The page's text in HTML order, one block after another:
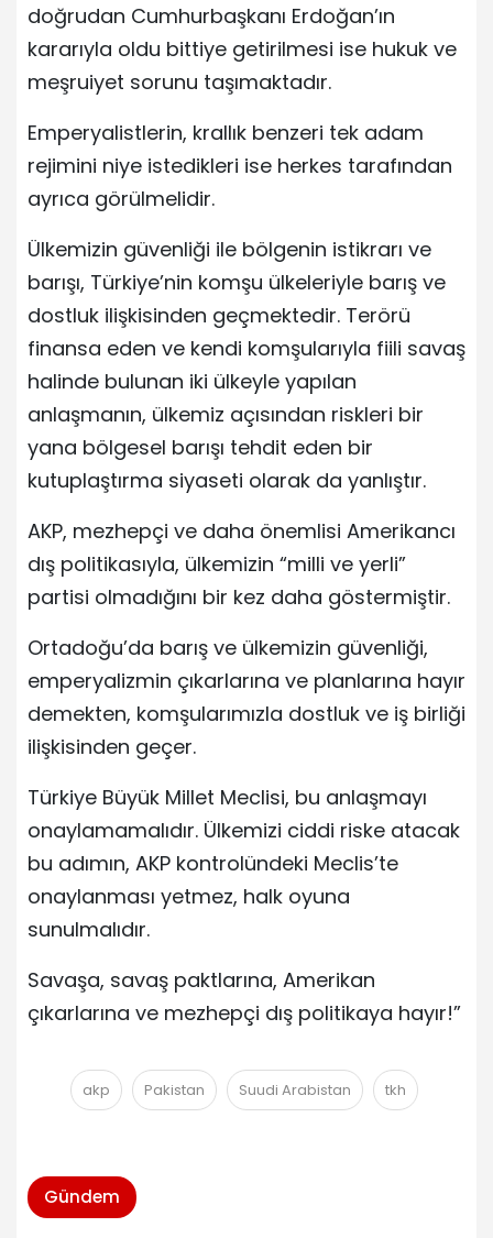
doğrudan Cumhurbaşkanı Erdoğan’ın
kararıyla oldu bittiye getirilmesi ise hukuk ve
meşruiyet sorunu taşımaktadır.
Emperyalistlerin, krallık benzeri tek adam
rejimini niye istedikleri ise herkes tarafından
ayrıca görülmelidir.
Ülkemizin güvenliği ile bölgenin istikrarı ve
barışı, Türkiye’nin komşu ülkeleriyle barış ve
dostluk ilişkisinden geçmektedir. Terörü
finansa eden ve kendi komşularıyla fiili savaş
halinde bulunan iki ülkeyle yapılan
anlaşmanın, ülkemiz açısından riskleri bir
yana bölgesel barışı tehdit eden bir
kutuplaştırma siyaseti olarak da yanlıştır.
AKP, mezhepçi ve daha önemlisi Amerikancı
dış politikasıyla, ülkemizin “milli ve yerli”
partisi olmadığını bir kez daha göstermiştir.
Ortadoğu’da barış ve ülkemizin güvenliği,
emperyalizmin çıkarlarına ve planlarına hayır
demekten, komşularımızla dostluk ve iş birliği
ilişkisinden geçer.
Türkiye Büyük Millet Meclisi, bu anlaşmayı
onaylamamalıdır. Ülkemizi ciddi riske atacak
bu adımın, AKP kontrolündeki Meclis’te
onaylanması yetmez, halk oyuna
sunulmalıdır.
Savaşa, savaş paktlarına, Amerikan
çıkarlarına ve mezhepçi dış politikaya hayır!”
akp Pakistan Suudi Arabistan tkh
Gündem